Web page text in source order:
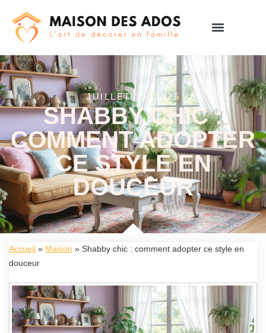
JUILLET 30, 2025
SHABBY CHIC :
COMMENT ADOPTER
CE STYLE EN
DOUCEUR
Accueil » Maison » Shabby chic : comment adopter ce style en
douceur